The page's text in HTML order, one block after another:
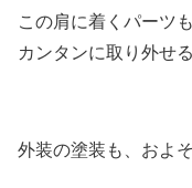
この肩に着くパーツ
カンタンに取り外せ
外装の塗装も、およ